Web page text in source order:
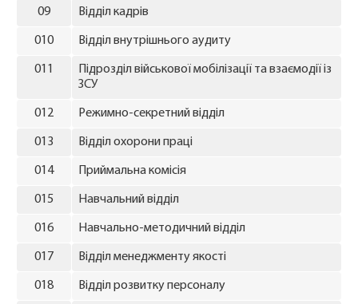
09 Відділ кадрів
010 Відділ внутрішнього аудиту
011
Підрозділ військової мобілізації та взаємодії із
ЗСУ
012 Режимно-секретний відділ
013 Відділ охорони праці
014 Приймальна комісія
015 Навчальний відділ
016 Навчально-методичний відділ
017 Відділ менеджменту якості
018 Відділ розвитку персоналу